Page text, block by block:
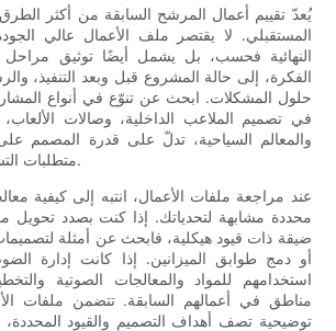
يُعدّ تقييم أعمال المرشح السابقة من أكثر الطرق
المستقبلي. لا يقتصر ملف الأعمال عالي
النهائية فحسب، بل يشمل أيضًا توثيق
الفكرة، إلى حالة المشروع قبل وبعد التنفيذ،
حلول المشكلات. ابحث عن تنوّع في أنواع
في تصميم الملاعب الداخلية، وصالات الألعاب،
والمعالم السياحية، تدلّ على قدرة المصمم
متطلبات التشغيل وتوقعات الزوار.
عند مراجعة ملفات الأعمال، انتبه إلى كيفية
محددة مشابهة لتحدياتك. إذا كنت بصدد
ضيقة ذات قيود هيكلية، فابحث عن أمثلة
أو دمج طوابق الميزانين. إذا كانت إدارة
استخدامهم للمواد والمعالجات الصوتية
مناطق في أعمالهم السابقة. تتضمن ملفات
توضيحية تصف أهداف التصميم والقيود المحددة،